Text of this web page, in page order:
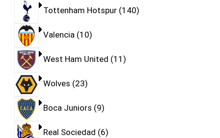
Tottenham Hotspur 140
Valencia 10
West Ham United 11
Wolves 23
Boca Juniors 9
Real Sociedad 6